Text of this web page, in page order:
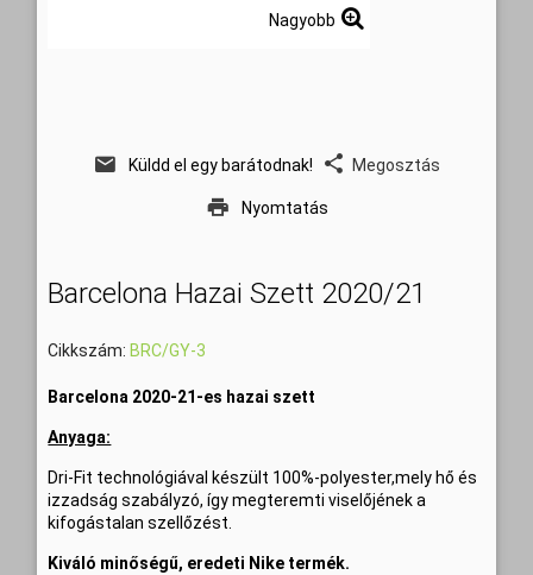
Nagyobb
Küldd el egy barátodnak! Megosztás
Nyomtatás
Barcelona Hazai Szett 2020/21
Cikkszám: BRC/GY-3
Barcelona 2020-21-es hazai szett
Anyaga:
Dri-Fit technológiával készült 100%-polyester,mely hő és
izzadság szabályzó, így megteremti viselőjének a
kifogástalan szellőzést.
Kiváló minőségű, eredeti Nike termék.